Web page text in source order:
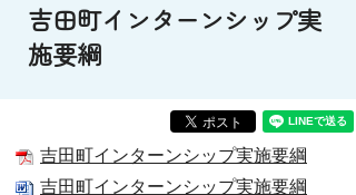
吉田町インターンシップ実
施要綱
吉田町インターンシップ実施要綱
吉田町インターンシップ実施要綱